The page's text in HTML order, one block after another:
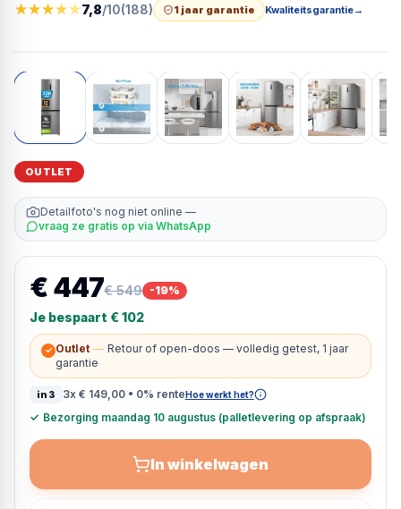
★★★★★7,8/10(188) 1 jaar garantie Kwaliteitsgarantie→
OUTLET
Detailfoto's nog niet online —
vraag ze gratis op via WhatsApp
€ 447€ 549 -19%
Je bespaart € 102
✓ Outlet — Retour of open-doos — volledig getest, 1 jaar
garantie
in3 3x € 149,00• 0% renteHoe werkt het?
✓ Bezorging maandag 10 augustus (palletlevering op afspraak)
In winkelwagen